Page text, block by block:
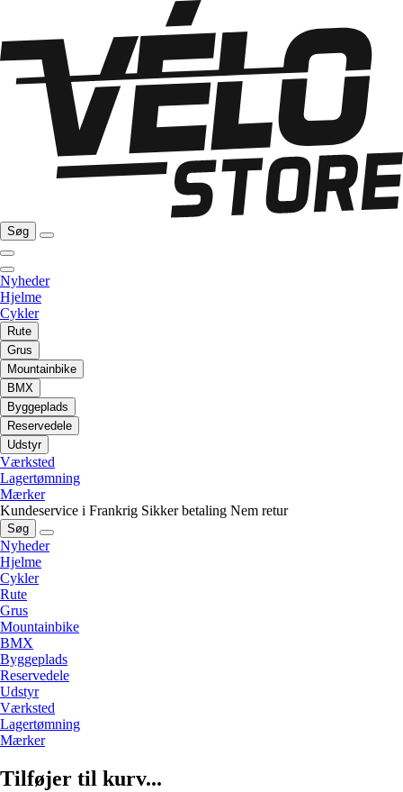
Søg
Nyheder
Hjelme
Cykler
Rute
Grus
Mountainbike
BMX
Byggeplads
Reservedele
Udstyr
Værksted
Lagertømning
Mærker
Kundeservice i Frankrig Sikker betaling Nem retur
Søg
Nyheder
Hjelme
Cykler
Rute
Grus
Mountainbike
BMX
Byggeplads
Reservedele
Udstyr
Værksted
Lagertømning
Mærker
Tilføjer til kurv...